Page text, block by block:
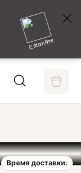
Eatonline
Время доставки: